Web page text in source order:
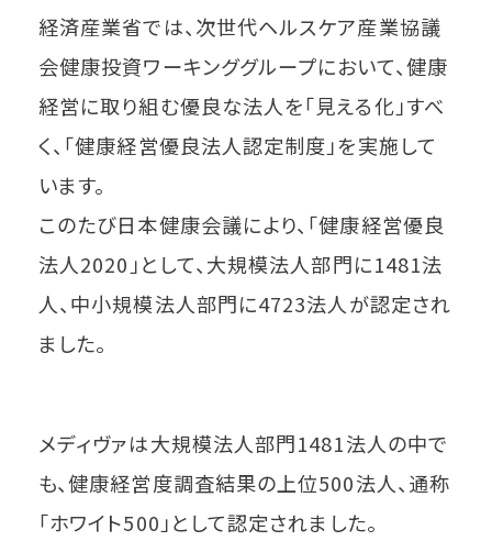
経済産業省では、次世代ヘルスケア産業協議
会健康投資ワーキンググループにおいて、健康
経営に取り組む優良な法人を「見える化」すべ
く、「健康経営優良法人認定制度」を実施して
います。
このたび日本健康会議により、「健康経営優良
法人2020」として、大規模法人部門に1481法
人、中小規模法人部門に4723法人が認定され
ました。
メディヴァは大規模法人部門1481法人の中で
も、健康経営度調査結果の上位500法人、通称
「ホワイト500」として認定されました。